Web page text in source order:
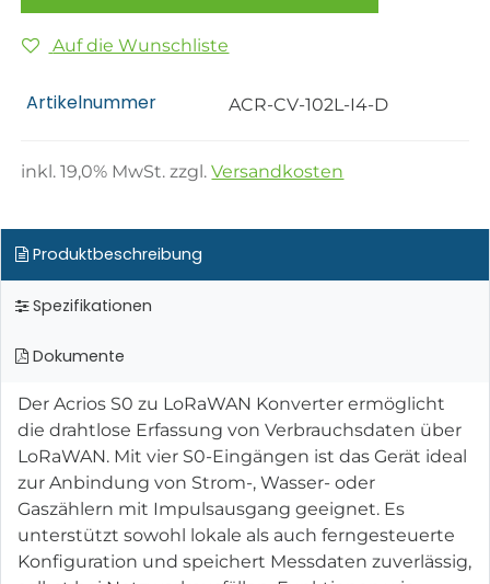
Auf die Wunschliste
Artikelnummer ACR-CV-102L-I4-D
inkl.19,0% MwSt. zzgl.Versandkosten
Produktbeschreibung
Spezifikationen
Dokumente
Der Acrios S0 zu LoRaWAN Konverter ermöglicht
die drahtlose Erfassung von Verbrauchsdaten über
LoRaWAN. Mit vier S0-Eingängen ist das Gerät ideal
zur Anbindung von Strom-, Wasser- oder
Gaszählern mit Impulsausgang geeignet. Es
unterstützt sowohl lokale als auch ferngesteuerte
Konfiguration und speichert Messdaten zuverlässig,